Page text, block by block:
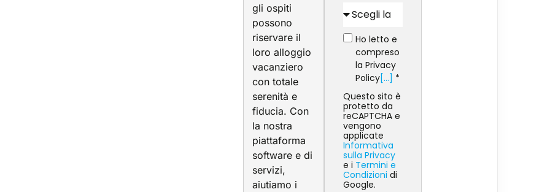
gli ospiti
possono
riservare il
loro alloggio
vacanziero
con totale
serenità e
fiducia. Con
la nostra
piattaforma
software e di
servizi,
aiutiamo i
Ho letto e
compreso
la Privacy
Policy[...] *
Questo sito è
protetto da
reCAPTCHA e
vengono
applicate
Informativa
sulla Privacy
e i Termini e
Condizioni di
Google.